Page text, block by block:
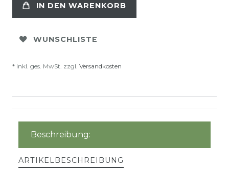
IN DEN WARENKORB
WUNSCHLISTE
* inkl. ges. MwSt. zzgl. Versandkosten
Beschreibung:
ARTIKELBESCHREIBUNG